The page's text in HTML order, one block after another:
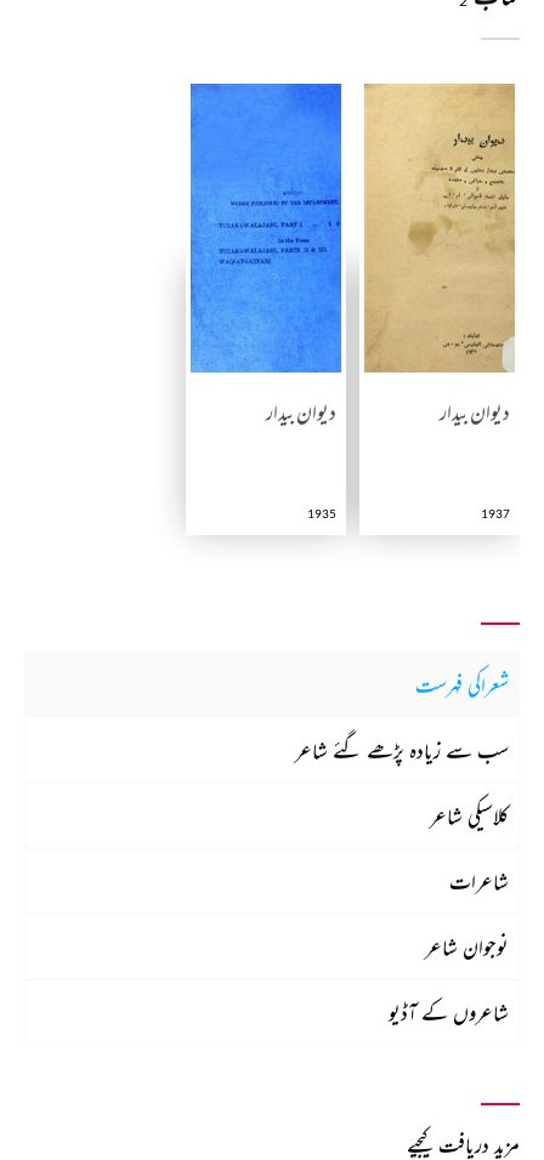
دیوان بیدار
1937
دیوان بیدار
1935
شعراکی فہرست
سب سے زیادہ پڑھے گئے شاعر
کلاسیکی شاعر
شاعرات
نوجوان شاعر
شاعروں کے آڈیو
مزید دریافت کیجیے